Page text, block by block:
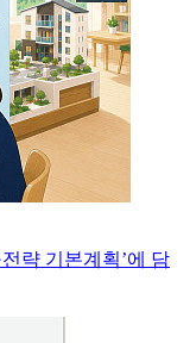
략 기본계획’에 담